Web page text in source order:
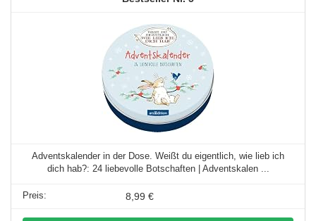
Adventskalender in der Dose. Weißt du eigentlich, wie lieb ich
dich hab?: 24 liebevolle Botschaften | Adventskalen ...
8,99 €